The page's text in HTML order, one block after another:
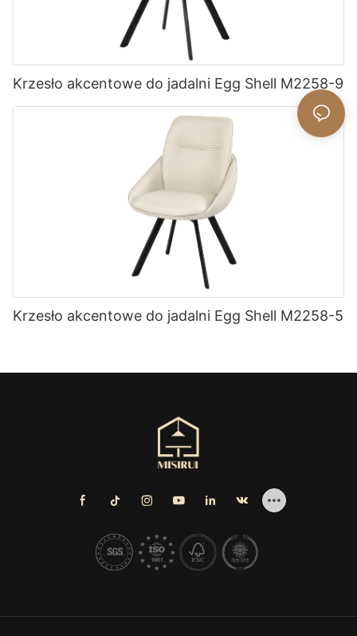
Krzesło akcentowe do jadalni Egg Shell M2258-9
Krzesło akcentowe do jadalni Egg Shell M2258-5